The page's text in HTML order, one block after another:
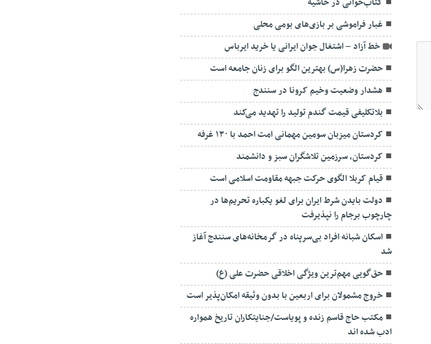
غبار فراموشی بر بازی‌های بومی محلی
خط آزاد – اشتغال جوان ایرانی یا خرید ایرباس
حضرت زهرا(س) بهترین الگو برای زنان جامعه است
هشدار وضعیت وخیم کرونا در سنندج
بلاتکلیفی قیمت گندم تولید را تهدید می‌کند
کردستان میزبان سومین مهمانی امت احمد با ۱۳۰ غرفه
کردستان، سرزمین تلاشگران سبز و دانشمند
قیام کربلا الگوی حرکت جبهه مقاومت اسلامی است
دولت بایدن شرط ایران برای لغو یکباره تحریم‌ها در
چارچوب برجام را نپذیرفت
اسکان شبانه افراد بی‌سرپناه در گرمخانه‌های سنندج آغاز
شد
حق‌گویی مهم‌ترین ویژگی اخلاقی حضرت علی (ع)
خروج مشمولان برای اربعین با بدون وثیقه امکان‌پذیر است
مکتب حاج قاسم زنده و پویاست/جنایتکاران تاریخ همواره
ادب شده اند